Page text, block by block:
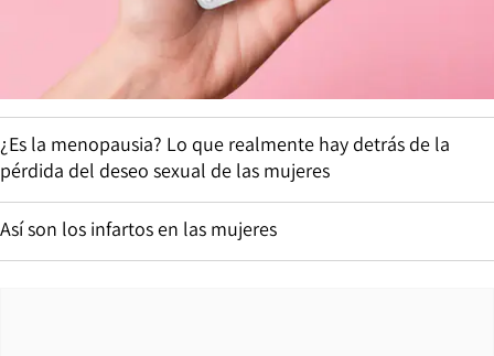
¿Es la menopausia? Lo que realmente hay detrás de la
pérdida del deseo sexual de las mujeres
Así son los infartos en las mujeres